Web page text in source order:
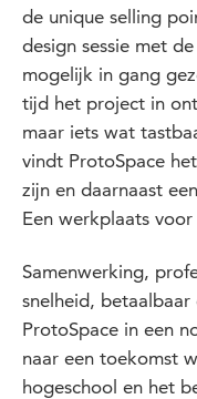
de unique selling
design sessie met
mogelijk in gang
tijd het project in
maar iets wat
vindt ProtoSpace
zijn en daarnaast
Een werkplaats voor
Samenwerking,
snelheid,
ProtoSpace in een
naar een toekomst
hogeschool en het